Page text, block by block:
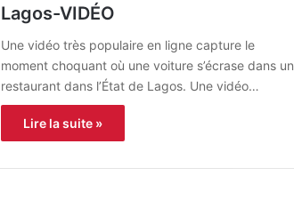
Lagos-VIDÉO
Une vidéo très populaire en ligne capture le
moment choquant où une voiture s’écrase dans un
restaurant dans l’État de Lagos. Une vidéo…
Lire la suite »